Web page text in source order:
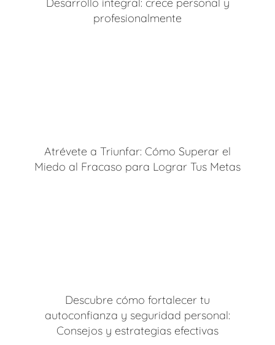
Desarrollo integral: crece personal y
profesionalmente
Atrévete a Triunfar: Cómo Superar el
Miedo al Fracaso para Lograr Tus Metas
Descubre cómo fortalecer tu
autoconfianza y seguridad personal:
Consejos y estrategias efectivas